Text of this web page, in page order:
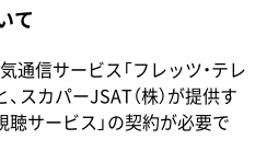
て
通信サービス「フレッツ・テレ
スカパーJSAT（株）が提供す
聴サービス」の契約が必要で